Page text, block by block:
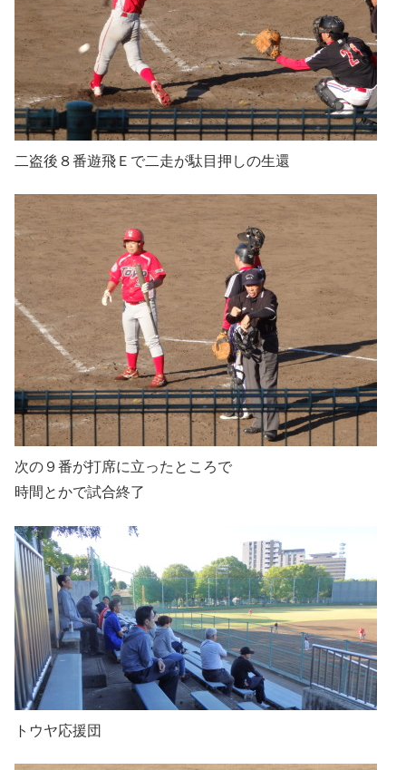
二盗後８番遊飛Ｅで二走が駄目押しの生還
次の９番が打席に立ったところで
時間とかで試合終了
トウヤ応援団